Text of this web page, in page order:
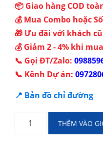
📦 Giao hàng COD
💰 Mua Combo hoặc
🎁 Ưu đãi với khách cũ
💰 Giảm 2 - 4% khi
📞 Gọi ĐT/Zalo:
📞 Kênh Dự án:
📍 Bản đồ chỉ đường
Hút
THÊM VÀO